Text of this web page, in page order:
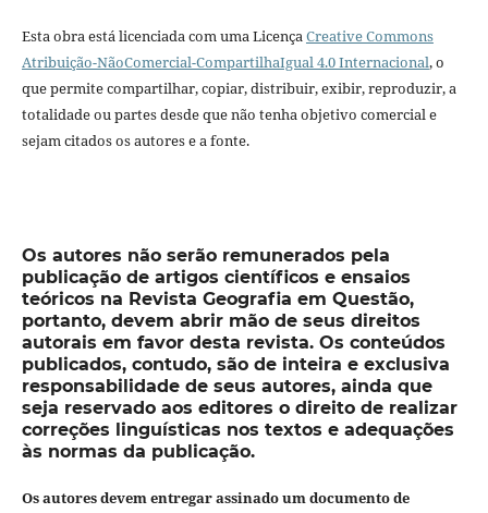
Esta obra está licenciada com uma LicençaCreative Commons
Atribuição-NãoComercial-CompartilhaIgual 4.0 Internacional, o
que permite compartilhar, copiar, distribuir, exibir, reproduzir, a
totalidade ou partes desde que não tenha objetivo comercial e
sejam citados os autores e a fonte.
Os autores não serão remunerados pela
publicação de artigos científicos e ensaios
teóricos na Revista Geografia em Questão,
portanto, devem abrir mão de seus direitos
autorais em favor desta revista. Os conteúdos
publicados, contudo, são de inteira e exclusiva
responsabilidade de seus autores, ainda que
seja reservado aos editores o direito de realizar
correções linguísticas nos textos e adequações
às normas da publicação.
Os autores devem entregar assinado um documento de